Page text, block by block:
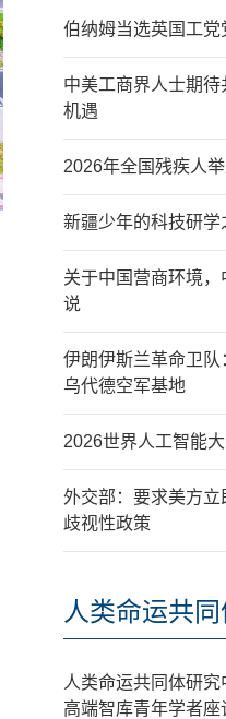
伯纳姆当选英国工党
中美工商界人士期
机遇
2026年全国残疾人
新疆少年的科技研学
关于中国营商环境
说
伊朗伊斯兰革命卫
乌代德空军基地
2026世界人工智能
外交部：要求美方
歧视性政策
人类命运共
人类命运共同体研
高端智库青年学者座